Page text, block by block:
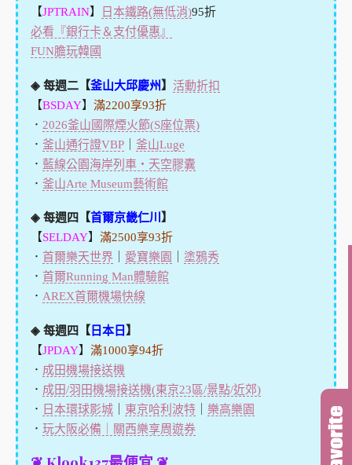
【JPTRAIN】 日本鐵路(無低消)95折
必看『銀行卡＆支付優惠』
FUN膽玩韓國
◈ 每週二【釜山大邱慶州】 活動折扣
【BSDAY】 滿2200享93折
． 2026釜山國際煙火節(S座位票)
． 釜山通行證VBP｜ 釜山Luge
． 藍線公園海岸列車・天空膠囊
． 釜山Arte Museum藝術館
◈ 每週四【首爾京畿仁川 】
【SELDAY】 滿2500享93折
． 首爾樂天世界 愛寶樂園
塗鴉秀
． 首爾Running Man體驗館
． AREX首爾機場快線
◈ 每週四【 日本日 】
【JPDAY】 滿1000享94折
． 成田機場接送機
． 成田/羽田機場接送機(東京23區/景點/近郊)
． 日本環球影城｜ 東京哈利波特｜ 樂高樂園
． 玩大阪必備｜關西樂享周遊券